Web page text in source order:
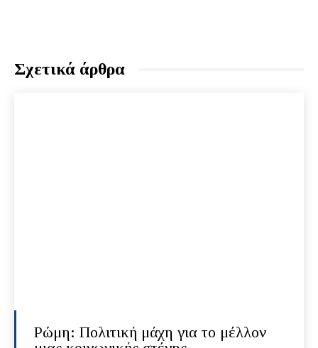
Σχετικά άρθρα
Ρώμη: Πολιτική μάχη για το μέλλον